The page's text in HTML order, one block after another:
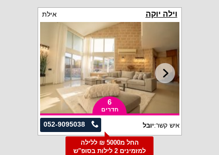
וילה יוקה אילת
6
חדרים
052-9095038 איש קשר:יובל
החל מ5000 ₪ ללילה
למזמינים 2 לילות בסופ"ש